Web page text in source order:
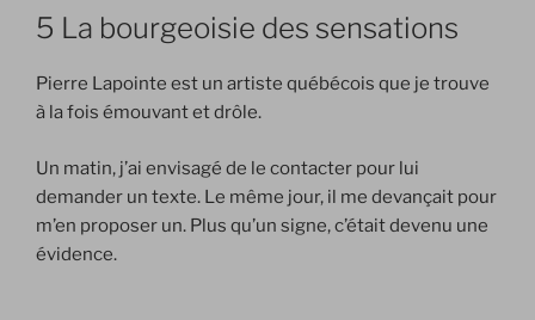
5 La bourgeoisie des sensations
Pierre Lapointe est un artiste québécois que je trouve
à la fois émouvant et drôle.
Un matin, j’ai envisagé de le contacter pour lui
demander un texte. Le même jour, il me devançait pour
m’en proposer un. Plus qu’un signe, c’était devenu une
évidence.